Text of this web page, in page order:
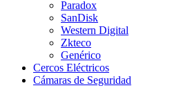
Paradox
SanDisk
Western Digital
Zkteco
Genérico
Cercos Eléctricos
Cámaras de Seguridad